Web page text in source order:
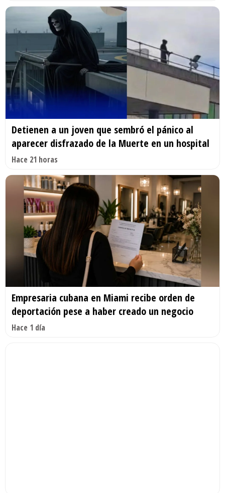
Detienen a un joven que sembró el pánico al
aparecer disfrazado de la Muerte en un hospital
Hace 21 horas
Empresaria cubana en Miami recibe orden de
deportación pese a haber creado un negocio
Hace 1 día